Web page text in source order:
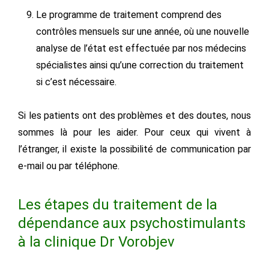
Le programme de traitement comprend des
contrôles mensuels sur une année, où une nouvelle
analyse de l’état est effectuée par nos médecins
spécialistes ainsi qu’une correction du traitement
si c’est nécessaire.
Si les patients ont des problèmes et des doutes, nous
sommes là pour les aider. Pour ceux qui vivent à
l’étranger, il existe la possibilité de communication par
e-mail ou par téléphone.
Les étapes du traitement de la
dépendance aux psychostimulants
à la clinique Dr Vorobjev